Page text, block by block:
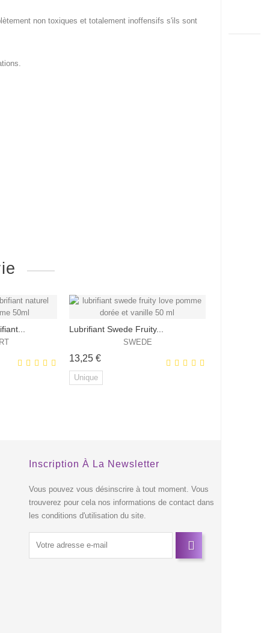
non toxiques et totalement inoffensifs s'ils sont
Lubrifiant Swede Fruity...
SWEDE
13,25 €Prix
Unique
Inscription À La Newsletter
Vous pouvez vous désinscrire à tout moment. Vous
trouverez pour cela nos informations de contact dans
les conditions d'utilisation du site.